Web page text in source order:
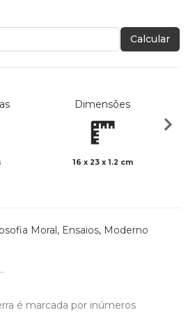
Calcular
Dimensões
16 x 23 x 1.2 cm
Moral, Ensaios, Moderno
é marcada por inúmeros